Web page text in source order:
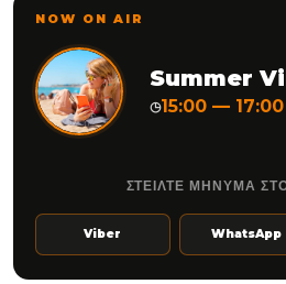
NOW ON AIR
Summer
◷15:00 — 17:00
ΣΤΕΙΛΤΕ ΜΗΝΥΜΑ
Viber WhatsApp